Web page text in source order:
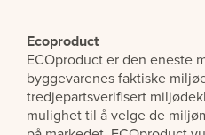
Ecoproduct
ECOproduct er den eneste
byggevarenes faktiske
tredjepartsverifisert
mulighet til å velge de